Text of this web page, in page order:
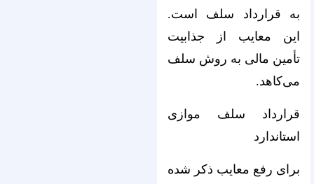
به قرارداد سلف است.
این معایب از جذابیت
تأمین مالی به روش سلف
می‌کاهد.
قرارداد سلف موازی
استاندارد
برای رفع معایب ذکر شده